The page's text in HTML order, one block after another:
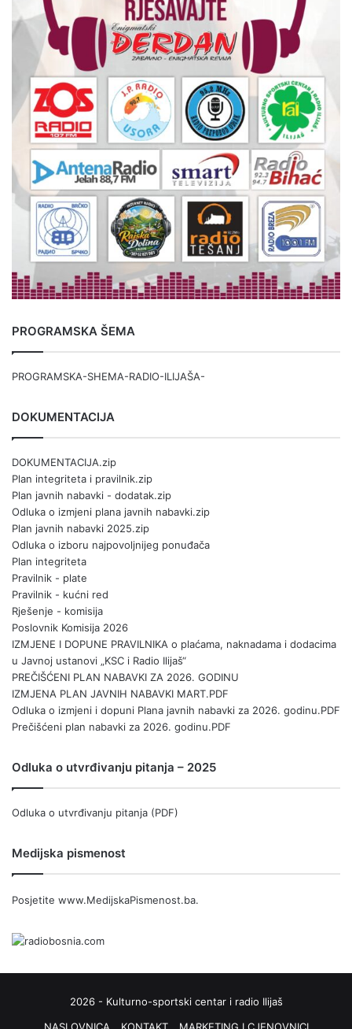
PROGRAMSKA ŠEMA
PROGRAMSKA-SHEMA-RADIO-ILIJAŠA-
DOKUMENTACIJA
DOKUMENTACIJA.zip
Plan integriteta i pravilnik.zip
Plan javnih nabavki - dodatak.zip
Odluka o izmjeni plana javnih nabavki.zip
Plan javnih nabavki 2025.zip
Odluka o izboru najpovoljnijeg ponuđača
Plan integriteta
Pravilnik - plate
Pravilnik - kućni red
Rješenje - komisija
Poslovnik Komisija 2026
IZMJENE I DOPUNE PRAVILNIKA o plaćama, naknadama i dodacima
u Javnoj ustanovi „KSC i Radio Ilijaš“
PREČIŠĆENI PLAN NABAVKI ZA 2026. GODINU
IZMJENA PLAN JAVNIH NABAVKI MART.PDF
Odluka o izmjeni i dopuni Plana javnih nabavki za 2026. godinu.PDF
Prečišćeni plan nabavki za 2026. godinu.PDF
Odluka o utvrđivanju pitanja – 2025
Odluka o utvrđivanju pitanja (PDF)
Medijska pismenost
Posjetite www.MedijskaPismenost.ba.
2026 - Kulturno-sportski centar i radio Ilijaš